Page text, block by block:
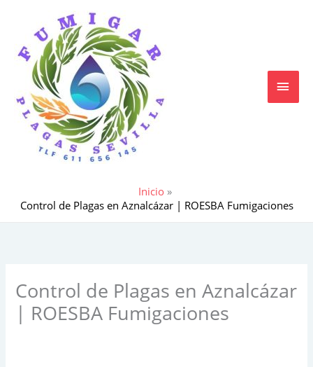
contenido
Inicio
Control de Plagas en Aznalcázar | ROESBA Fumigaciones
Control de Plagas en Aznalcázar
| ROESBA Fumigaciones